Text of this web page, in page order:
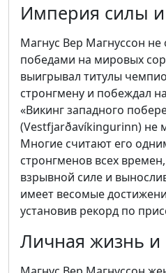
Империя силы
Магнус Вер Магнуссон не
победами на мировых
выигрывал титулы
стронгмену и побеждал
«Викинг западного
(Vestfjarðavíkingurinn) не
Многие считают его
стронгменов всех
взрывной силе и
имеет весомые
установив рекорд по
Личная жизнь и